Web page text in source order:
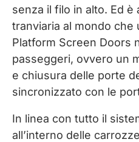
senza il filo in alto. Ed è
tranviaria al mondo che
Platform Screen Doors
passeggeri, ovvero un
e chiusura delle porte
sincronizzato con le
In linea con tutto il
all’interno delle